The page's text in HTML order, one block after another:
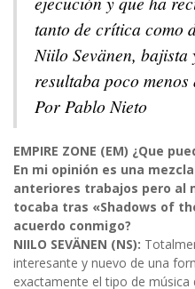
tanto de crítica como
Niilo Sevänen,
resultaba poco
Por Pablo Nieto
EMPIRE ZONE (EM) ¿Que
En mi opinión es una
anteriores trabajos pero al
tocaba tras «Shadows of
acuerdo conmigo?
NIILO SEVÄNEN (NS):
interesante y nuevo de una
exactamente el tipo de música